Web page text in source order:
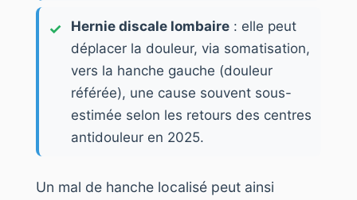
Hernie discale lombaire : elle peut
déplacer la douleur, via somatisation,
vers la hanche gauche (douleur
référée), une cause souvent sous-
estimée selon les retours des centres
antidouleur en 2025.
Un mal de hanche localisé peut ainsi